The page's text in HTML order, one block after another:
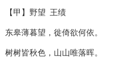
【甲】野望 王绩
东皋薄暮望，徙倚欲何依。
树树皆秋色，山山唯落晖。